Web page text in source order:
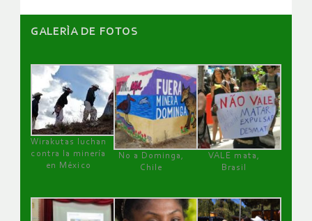
GALERÌA DE FOTOS
Wirakutas luchan
contra la minería
en México
No a Dominga,
Chile
VALE mata,
Brasil